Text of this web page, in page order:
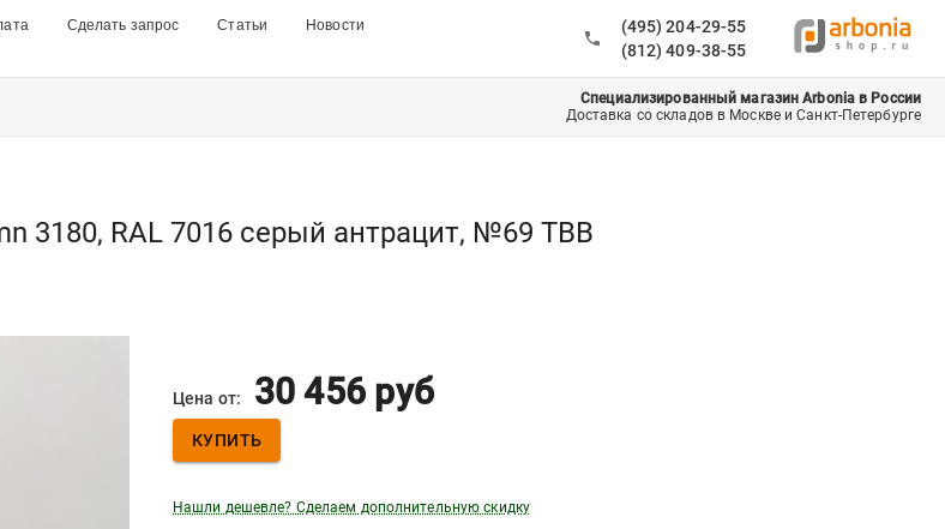
Сделать запрос Статьи
Новости
(495) 204-29-55
(812) 409-38-55
Специализированный магазин Arbonia в России
Доставка со складов в Москве и Санкт-Петербурге
3180, RAL 7016 серый антрацит, №69 ТВВ
Цена от: 30 456 руб
КУПИТЬ
Нашли дешевле? Сделаем дополнительную скидку